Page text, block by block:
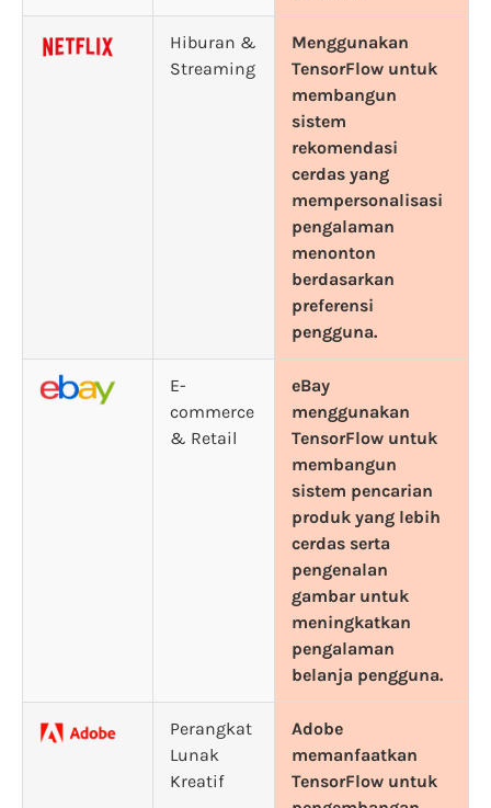
Hiburan &
Streaming
Menggunakan
TensorFlow untuk
membangun
sistem
rekomendasi
cerdas yang
mempersonalisasi
pengalaman
menonton
berdasarkan
preferensi
pengguna.
E-
commerce
& Retail
eBay
menggunakan
TensorFlow untuk
membangun
sistem pencarian
produk yang lebih
cerdas serta
pengenalan
gambar untuk
meningkatkan
pengalaman
belanja pengguna.
Perangkat
Lunak
Kreatif
Adobe
memanfaatkan
TensorFlow untuk